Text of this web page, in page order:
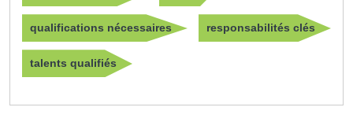
qualifications nécessaires responsabilités clés
talents qualifiés